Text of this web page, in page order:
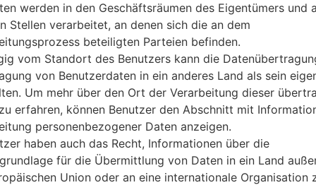
akaLG
OS Größe
werden in den Geschäftsräumen des Eigentümers und
Stellen verarbeitet, an denen sich die an dem
beteiligten Parteien befinden.
vom Standort des Benutzers kann die
von Benutzerdaten in ein anderes Land als sein
Um mehr über den Ort der Verarbeitung dieser
erfahren, können Benutzer den Abschnitt mit
personenbezogener Daten anzeigen.
haben auch das Recht, Informationen über die
für die Übermittlung von Daten in ein Land
Union oder an eine internationale Organisation